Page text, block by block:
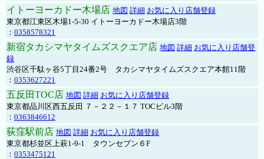
イトーヨーカドー木場店 地図 詳細 お気に入り店舗登録
東京都江東区木場1-5-30 イトーヨーカドー木場店3階
： 0358578321
新宿タカシマヤタイムズスクエア店 地図 詳細 お気に入り店舗登
録
渋谷区千駄ヶ谷5丁目24番2号 タカシマヤタイムズスクエア本館11階
： 0353627221
五反田TOC店 地図 詳細 お気に入り店舗登録
東京都品川区西五反田 ７－２２－１７ TOCビル3階
： 0363846612
荻窪駅前店 地図 詳細 お気に入り店舗登録
東京都杉並区上萩1-9-1 タウンセブン６F
： 0353475121